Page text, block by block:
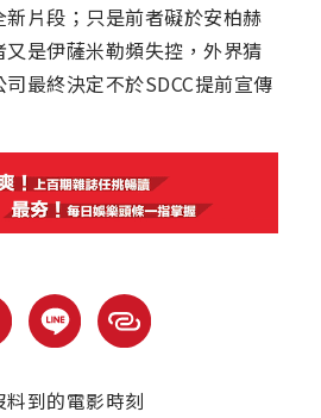
片段；只是前者礙於安柏赫
是伊薩米勒頻失控，外界猜
最終決定不於SDCC提前宣傳
到的電影時刻